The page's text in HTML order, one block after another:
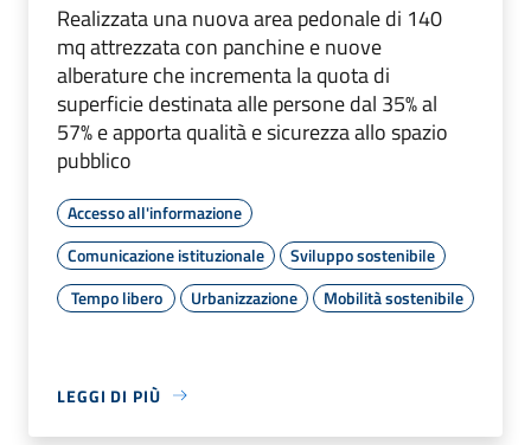
Realizzata una nuova area pedonale di 140
mq attrezzata con panchine e nuove
alberature che incrementa la quota di
superficie destinata alle persone dal 35% al
57% e apporta qualità e sicurezza allo spazio
pubblico
Accesso all'informazione
Comunicazione istituzionale
Sviluppo sostenibile
Tempo libero
Urbanizzazione Mobilità sostenibile
LEGGI DI PIÙ